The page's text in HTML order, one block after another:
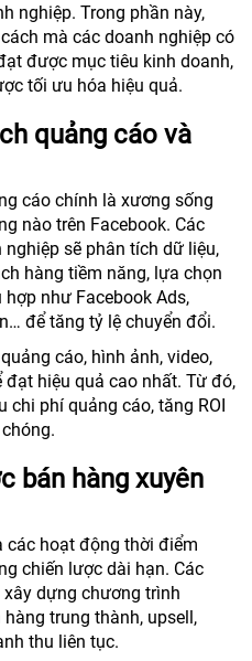
nghiệp. Trong phần này,
mà các doanh nghiệp có
được mục tiêu kinh doanh,
tối ưu hóa hiệu quả.
quảng cáo và
cáo chính là xương sống
nào trên Facebook. Các
sẽ phân tích dữ liệu,
hàng tiềm năng, lựa chọn
như Facebook Ads,
để tăng tỷ lệ chuyển đổi.
cáo, hình ảnh, video,
hiệu quả cao nhất. Từ đó,
chi phí quảng cáo, tăng ROI
bán hàng xuyên
các hoạt động thời điểm
chiến lược dài hạn. Các
dựng chương trình
trung thành, upsell,
thu liên tục.